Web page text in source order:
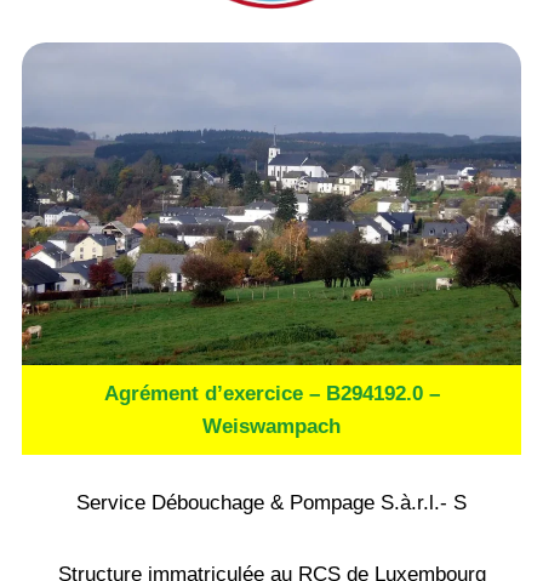
Agrément d’exercice – B294192.0 –
Weiswampach
Service Débouchage & Pompage S.à.r.l.- S
Structure immatriculée au RCS de Luxembourg